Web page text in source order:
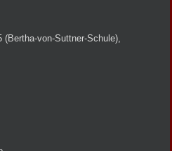
(Bertha-von-Suttner-Schule),